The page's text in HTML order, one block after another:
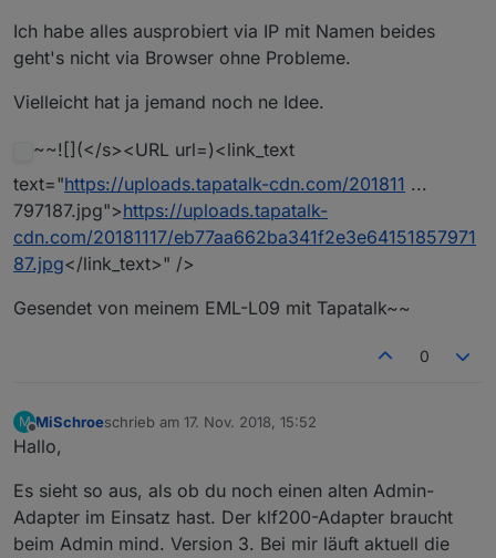
Ich habe alles ausprobiert via IP mit Namen beides
geht's nicht via Browser ohne Probleme.
Vielleicht hat ja jemand noch ne Idee.
~~![](</s><URL url=)<link_text
text="https://uploads.tapatalk-cdn.com/201811 ...
797187.jpg">https://uploads.tapatalk-
cdn.com/20181117/eb77aa662ba341f2e3e64151857971
87.jpg</link_text>" />
Gesendet von meinem EML-L09 mit Tapatalk~~
0
M
Offline
MiSchroeschrieb am 17. Nov. 2018, 15:52
zuletzt editiert von
Hallo,
Es sieht so aus, als ob du noch einen alten Admin-
Adapter im Einsatz hast. Der klf200-Adapter braucht
beim Admin mind. Version 3. Bei mir läuft aktuell die